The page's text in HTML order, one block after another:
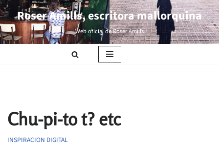
Saltar
al
Roser Amills, escritora mallorquina
Web oficial de Roser Amills
Chu-pi-to t? etc
INSPIRACION DIGITAL